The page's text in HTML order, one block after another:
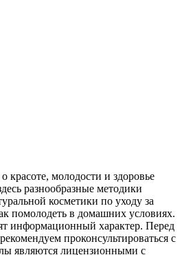
молодости и здоровье
разнообразные методики
косметики по уходу за
помолодеть в домашних условиях.
информационный характер. Перед
проконсультироваться с
являются лицензионными с